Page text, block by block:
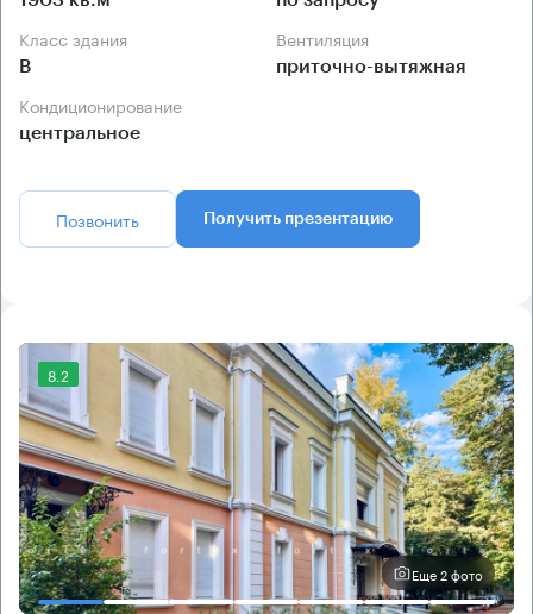
Класс здания
B
Вентиляция
приточно-вытяжная
Кондиционирование
центральное
Позвонить Получить презентацию
8.2
Еще 2 фото